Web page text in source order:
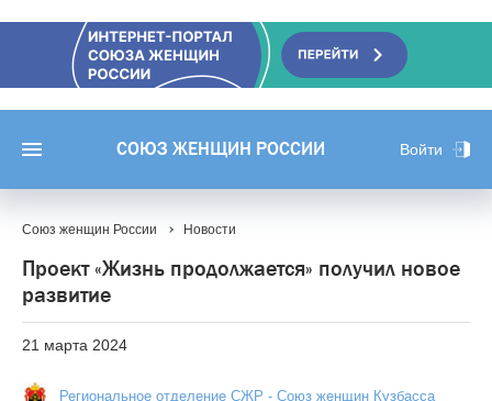
СОЮЗ ЖЕНЩИН РОССИИ Войти
Союз женщин России Новости
Проект «Жизнь продолжается» получил новое
развитие
21 марта 2024
Региональное отделение СЖР - Союз женщин Кузбасса